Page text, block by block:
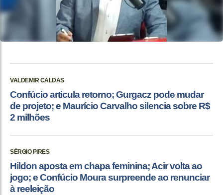
VALDEMIR CALDAS
Confúcio articula retorno; Gurgacz pode mudar
de projeto; e Maurício Carvalho silencia sobre R$
2 milhões
SÉRGIO PIRES
Hildon aposta em chapa feminina; Acir volta ao
jogo; e Confúcio Moura surpreende ao renunciar
à reeleição